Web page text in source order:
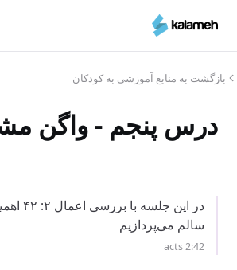
محتوای
بازگشت به منابع آموزشی به کودکان
درس پنجم - واگن
در این
سالم می‌پردازیم
acts 2:42